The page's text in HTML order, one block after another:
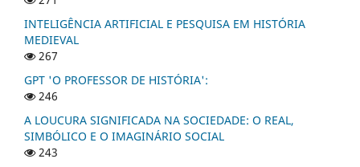
INTELIGÊNCIA ARTIFICIAL E PESQUISA EM HISTÓRIA
MEDIEVAL
267
GPT 'O PROFESSOR DE HISTÓRIA':
246
A LOUCURA SIGNIFICADA NA SOCIEDADE: O REAL,
SIMBÓLICO E O IMAGINÁRIO SOCIAL
243